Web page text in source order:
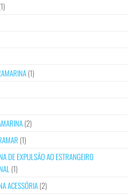
(1)
(2)
(1)
DE EXPULSÃO AO ESTRANGEIRO
(1)
ACESSÓRIA(2)